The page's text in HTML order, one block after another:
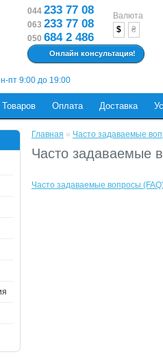
пт 9:00 до 19:00
044 233 77 08
063 233 77 08
050 684 2 486
Онлайн консультация!
Валюта
$
₴
Товаров Оплата Доставка
Главная » Часто задаваемые
Часто задаваемые
Часто задаваемые вопросы